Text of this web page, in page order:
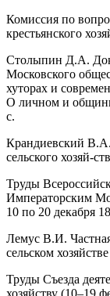
Комиссия по
крестьянского
Столыпин Д.А.
Московского
хуторах и
О личном и
с.
Крандиевский
сельского хозяй-
Труды
Императорским
10 по 20 декабря
Лемус В.И.
сельском
Труды Съезда
хозяйству (10–19